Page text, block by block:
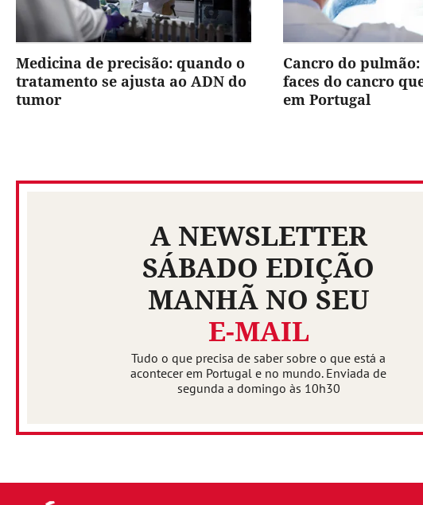
Medicina de precisão: quando o
tratamento se ajusta ao ADN do
tumor
Cancro do pulmão:
faces do cancro
em Portugal
A NEWSLETTER
SÁBADO EDIÇÃO
MANHÃ NO SEU
E-MAIL
Tudo o que precisa de saber sobre o que está a
acontecer em Portugal e no mundo. Enviada de
segunda a domingo às 10h30